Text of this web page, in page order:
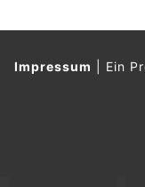
Impressum Ein